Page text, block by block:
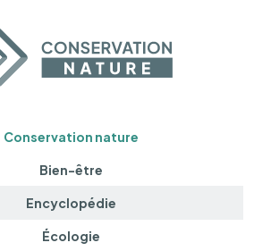
Conservation nature
Bien-être
Encyclopédie
Écologie